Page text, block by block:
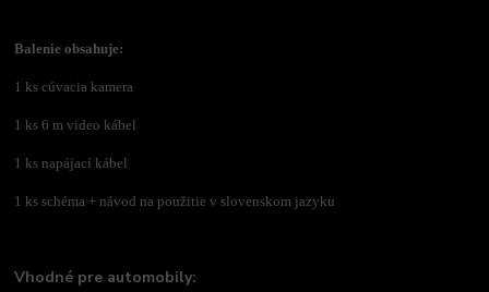
Balenie obsahuje:
1 ks cúvacia kamera
1 ks 6 m video kábel
1 ks napájací kábel
1 ks schéma + návod na použitie v slovenskom jazyku
Vhodné pre automobily: